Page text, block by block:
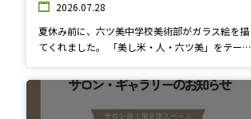
2026.07.28
夏休み前に、六ツ美中学校美術部がガラス絵を
てくれました。 「美し米・人・六ツ美」をテーマ
す。